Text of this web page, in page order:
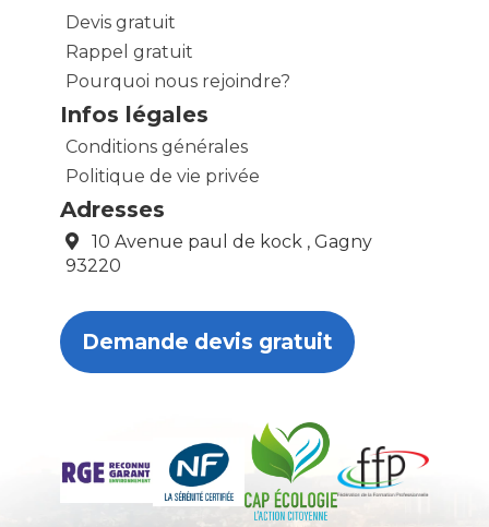
Devis gratuit
Rappel gratuit
Pourquoi nous rejoindre?
Infos légales
Conditions générales
Politique de vie privée
Adresses
10 Avenue paul de kock , Gagny
93220
Demande devis gratuit